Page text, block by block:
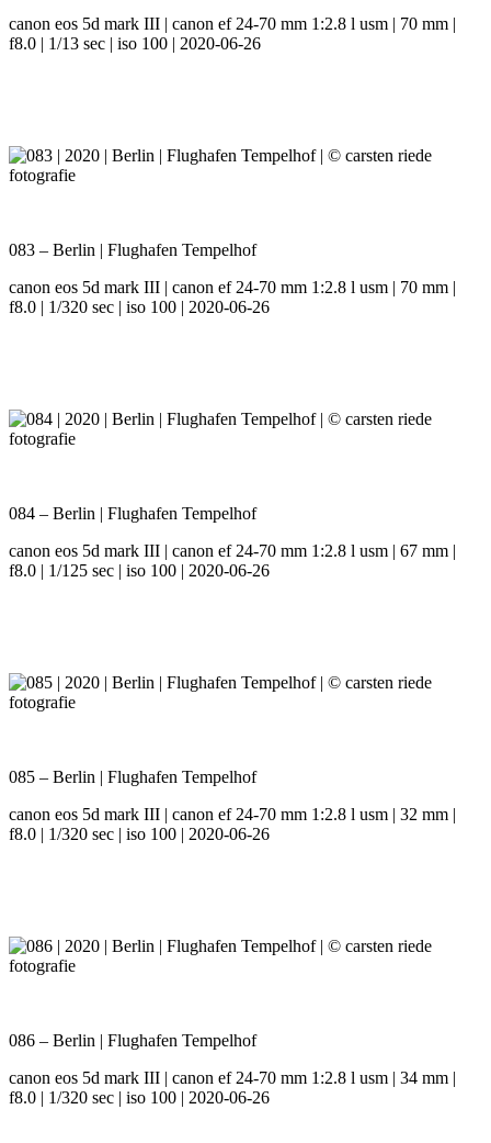
canon eos 5d mark III | canon ef 24-70 mm 1:2.8 l usm | 70 mm |
f8.0 | 1/13 sec | iso 100 | 2020-06-26
083 – Berlin | Flughafen Tempelhof
canon eos 5d mark III | canon ef 24-70 mm 1:2.8 l usm | 70 mm |
f8.0 | 1/320 sec | iso 100 | 2020-06-26
084 – Berlin | Flughafen Tempelhof
canon eos 5d mark III | canon ef 24-70 mm 1:2.8 l usm | 67 mm |
f8.0 | 1/125 sec | iso 100 | 2020-06-26
085 – Berlin | Flughafen Tempelhof
canon eos 5d mark III | canon ef 24-70 mm 1:2.8 l usm | 32 mm |
f8.0 | 1/320 sec | iso 100 | 2020-06-26
086 – Berlin | Flughafen Tempelhof
canon eos 5d mark III | canon ef 24-70 mm 1:2.8 l usm | 34 mm |
f8.0 | 1/320 sec | iso 100 | 2020-06-26